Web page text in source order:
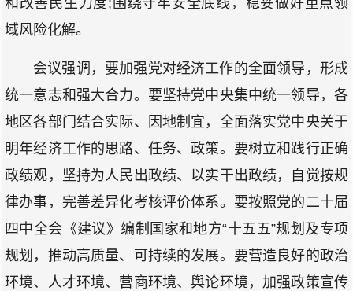
和改善民生力度;围绕守牢安全底线，稳妥做好重点领
域风险化解。
会议强调，要加强党对经济工作的全面领导，形成
统一意志和强大合力。要坚持党中央集中统一领导，各
地区各部门结合实际、因地制宜，全面落实党中央关于
明年经济工作的思路、任务、政策。要树立和践行正确
政绩观，坚持为人民出政绩、以实干出政绩，自觉按规
律办事，完善差异化考核评价体系。要按照党的二十届
四中全会《建议》编制国家和地方“十五五”规划及专项
规划，推动高质量、可持续的发展。要营造良好的政治
环境、人才环境、营商环境、舆论环境，加强政策宣传